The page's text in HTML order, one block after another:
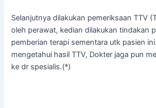
Selanjutnya dilakukan pemeriksaan TTV
oleh perawat, kedian dilakukan tindakan
pemberian terapi sementara utk pasien
mengetahui hasil TTV, Dokter jaga pun
ke dr spesialis.(*)